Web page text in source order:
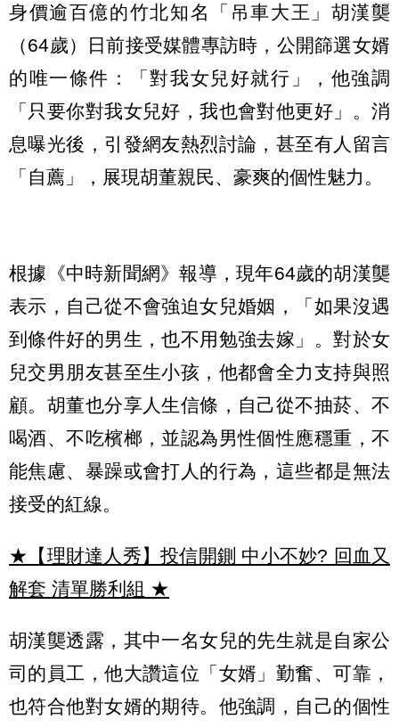
身價逾百億的竹北知名「吊車大王」胡漢龑
（64歲）日前接受媒體專訪時，公開篩選女婿
的唯一條件：「對我女兒好就行」，他強調
「只要你對我女兒好，我也會對他更好」。消
息曝光後，引發網友熱烈討論，甚至有人留言
「自薦」，展現胡董親民、豪爽的個性魅力。
根據《中時新聞網》報導，現年64歲的胡漢龑
表示，自己從不會強迫女兒婚姻，「如果沒遇
到條件好的男生，也不用勉強去嫁」。對於女
兒交男朋友甚至生小孩，他都會全力支持與照
顧。胡董也分享人生信條，自己從不抽菸、不
喝酒、不吃檳榔，並認為男性個性應穩重，不
能焦慮、暴躁或會打人的行為，這些都是無法
接受的紅線。
★【理財達人秀】投信開鍘 中小不妙? 回血又
解套 清單勝利組 ★
胡漢龑透露，其中一名女兒的先生就是自家公
司的員工，他大讚這位「女婿」勤奮、可靠，
也符合他對女婿的期待。他強調，自己的個性